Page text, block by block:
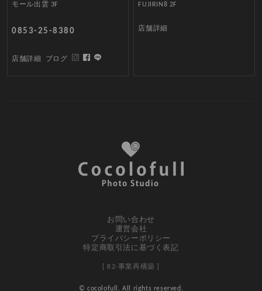
モール出雲 3F
0853-25-8380
店舗詳細 ブログ
FUJIRIN8 2F
店舗詳細
お問い合わせ
運営会社
プライバシーポリシー
特定商取引法に基づく表記
[ R2-事業再構築 ]
© cocolofull. All rights reserved.